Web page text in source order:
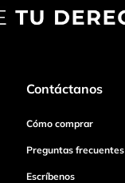
Contáctanos
Cómo comprar
Preguntas frecuentes
Escríbenos